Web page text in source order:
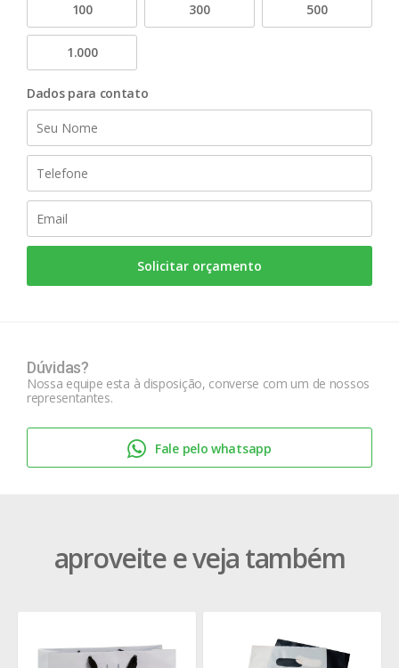
100
300 500
1.000
Dados para contato
Solicitar orçamento
Dúvidas?
Nossa equipe esta à disposição, converse com um de nossos
representantes.
Fale pelo whatsapp
aproveite e veja também